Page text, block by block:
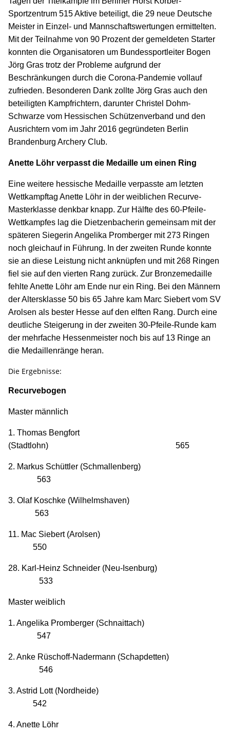
Sportzentrum 515 Aktive beteiligt, die 29 neue Deutsche
Meister in Einzel- und Mannschaftswertungen ermittelten.
Mit der Teilnahme von 90 Prozent der gemeldeten Starter
konnten die Organisatoren um Bundessportleiter Bogen
Jörg Gras trotz der Probleme aufgrund der
Beschränkungen durch die Corona-Pandemie vollauf
zufrieden. Besonderen Dank zollte Jörg Gras auch den
beteiligten Kampfrichtern, darunter Christel Dohm-
Schwarze vom Hessischen Schützenverband und den
Ausrichtern vom im Jahr 2016 gegründeten Berlin
Brandenburg Archery Club.
Anette Löhr verpasst die Medaille um einen Ring
Eine weitere hessische Medaille verpasste am letzten
Wettkampftag Anette Löhr in der weiblichen Recurve-
Masterklasse denkbar knapp. Zur Hälfte des 60-Pfeile-
Wettkampfes lag die Dietzenbacherin gemeinsam mit der
späteren Siegerin Angelika Promberger mit 273 Ringen
noch gleichauf in Führung. In der zweiten Runde konnte
sie an diese Leistung nicht anknüpfen und mit 268 Ringen
fiel sie auf den vierten Rang zurück. Zur Bronzemedaille
fehlte Anette Löhr am Ende nur ein Ring. Bei den Männern
der Altersklasse 50 bis 65 Jahre kam Marc Siebert vom SV
Arolsen als bester Hesse auf den elften Rang. Durch eine
deutliche Steigerung in der zweiten 30-Pfeile-Runde kam
der mehrfache Hessenmeister noch bis auf 13 Ringe an
die Medaillenränge heran.
Die Ergebnisse:
Recurvebogen
Master männlich
1. Thomas Bengfort
(Stadtlohn) 565
2. Markus Schüttler (Schmallenberg)
563
3. Olaf Koschke (Wilhelmshaven)
563
11. Mac Siebert (Arolsen)
550
28. Karl-Heinz Schneider (Neu-Isenburg)
533
Master weiblich
1. Angelika Promberger (Schnaittach)
547
2. Anke Rüschoff-Nadermann (Schapdetten)
546
3. Astrid Lott (Nordheide)
542
4. Anette Löhr